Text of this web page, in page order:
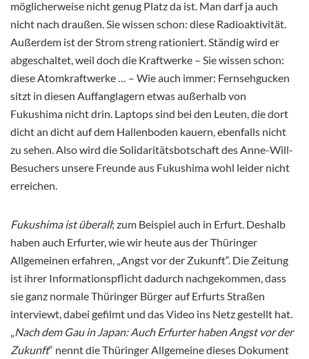
möglicherweise nicht genug Platz da ist. Man darf ja auch
nicht nach draußen. Sie wissen schon: diese Radioaktivität.
Außerdem ist der Strom streng rationiert. Ständig wird er
abgeschaltet, weil doch die Kraftwerke – Sie wissen schon:
diese Atomkraftwerke … – Wie auch immer: Fernsehgucken
sitzt in diesen Auffanglagern etwas außerhalb von
Fukushima nicht drin. Laptops sind bei den Leuten, die dort
dicht an dicht auf dem Hallenboden kauern, ebenfalls nicht
zu sehen. Also wird die Solidaritätsbotschaft des Anne-Will-
Besuchers unsere Freunde aus Fukushima wohl leider nicht
erreichen.
Fukushima ist überall; zum Beispiel auch in Erfurt. Deshalb
haben auch Erfurter, wie wir heute aus der Thüringer
Allgemeinen erfahren, „Angst vor der Zukunft“. Die Zeitung
ist ihrer Informationspflicht dadurch nachgekommen, dass
sie ganz normale Thüringer Bürger auf Erfurts Straßen
interviewt, dabei gefilmt und das Video ins Netz gestellt hat.
„Nach dem Gau in Japan: Auch Erfurter haben Angst vor der
Zukunft“ nennt die Thüringer Allgemeine dieses Dokument